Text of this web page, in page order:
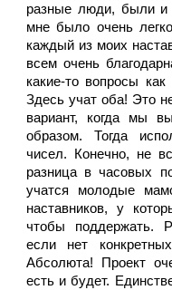
разные люди, были
мне было очень
каждый из моих
всем очень
какие-то вопросы
Здесь учат оба! Это
вариант, когда мы
образом. Тогда
чисел. Конечно, не
разница в часовых
учатся молодые
наставников, у
чтобы поддержать.
если нет
Абсолюта! Проект
есть и будет.